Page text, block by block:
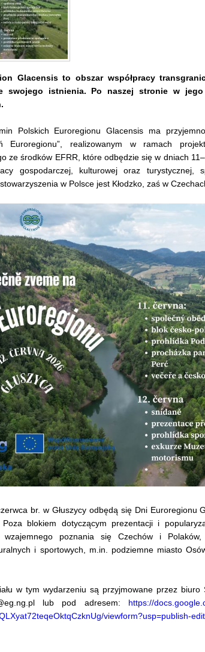
Glacensis to obszar współpracy
swojego istnienia. Po naszej stronie w
Polskich Euroregionu Glacensis ma
Euroregionu”, realizowanym w ramach
ze środków EFRR, które odbędzie się w dniach
gospodarczej, kulturowej oraz turystycznej,
w Polsce jest Kłodzko, zaś w
br. w Głuszycy odbędą się Dni Euroregionu
blokiem dotyczącym prezentacji i
poznania się Czechów i Polaków,
i sportowych, m.in. podziemne miasto
w tym wydarzeniu są przyjmowane przez
lub pod adresem: https://
viewform?usp=publish-